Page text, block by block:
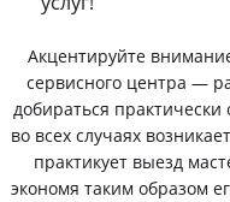
Акцентируйте
сервисного центра —
добираться
во всех случаях
практикует выезд
экономя таким образом